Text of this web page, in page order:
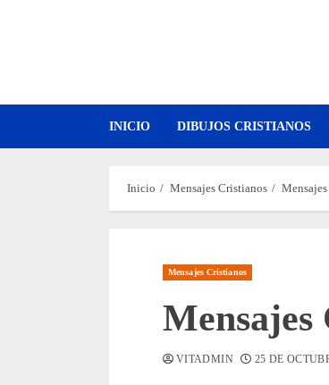
INICIO DIBUJOS CRISTIANOS
Inicio Mensajes Cristianos Mensajes
Mensajes Cristianos
Mensajes
VITADMIN 25 DE